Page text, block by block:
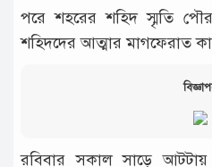
অন্যান্য
পরে শহরের শহিদ স্মৃতি
শহিদদের আত্মার মাগফেরাত
রবিবার সকাল সাড়ে আটটায়